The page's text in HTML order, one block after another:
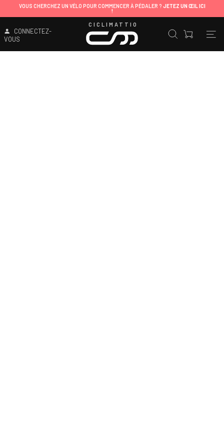
VOUS CHERCHEZ UN VÉLO POUR COMMENCER À PÉDALER ? JETEZ UN ŒIL ICI
!
CONNECTEZ-
VOUS
CICLIMATTIO